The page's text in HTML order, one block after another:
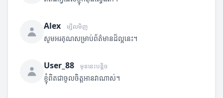
Alex ម្សិលមិញ
សូមអរគុណសម្រាប់ព័ត៌មានដ៏ល្អនេះ។
User_88 មុននេះបន្តិច
ខ្ញុំពិតជាចូលចិត្តអានវាណាស់។